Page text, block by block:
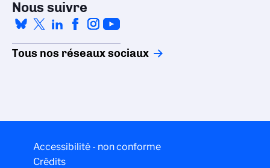
Nous suivre
Tous nos réseaux sociaux
Accessibilité - non conforme
Crédits